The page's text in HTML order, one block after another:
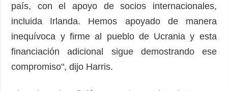
país, con el apoyo de socios internacionales,
incluida Irlanda. Hemos apoyado de manera
inequívoca y firme al pueblo de Ucrania y esta
financiación adicional sigue demostrando ese
compromiso", dijo Harris.